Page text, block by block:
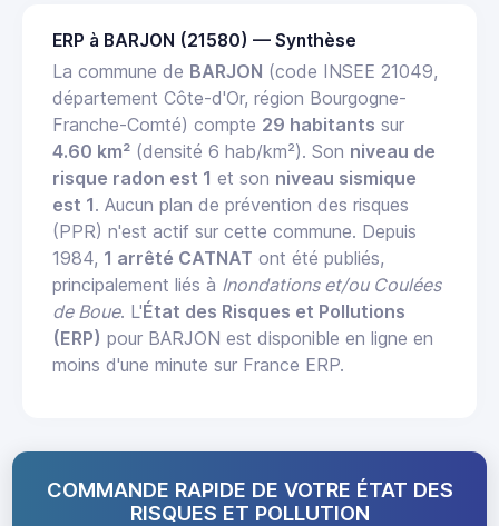
ERP à BARJON (21580) — Synthèse
La commune de BARJON (code INSEE 21049,
département Côte-d'Or, région Bourgogne-
Franche-Comté) compte 29 habitants sur
4.60 km² (densité 6 hab/km²). Son niveau de
risque radon est 1 et son niveau sismique
est 1. Aucun plan de prévention des risques
(PPR) n'est actif sur cette commune. Depuis
1984, 1 arrêté CATNAT ont été publiés,
principalement liés à Inondations et/ou Coulées
de Boue. L'État des Risques et Pollutions
(ERP) pour BARJON est disponible en ligne en
moins d'une minute sur France ERP.
COMMANDE RAPIDE DE VOTRE ÉTAT DES
RISQUES ET POLLUTION